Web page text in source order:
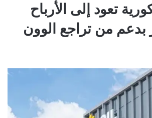
تعود إلى الأرباح
بدعم من تراجع الوون